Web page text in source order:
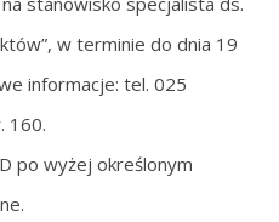
w terminie do dnia 19
informacje: tel. 025
160.
po wyżej określonym